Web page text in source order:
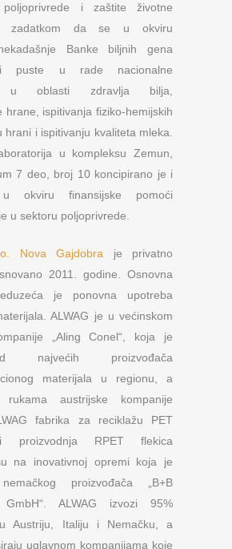
poljoprivrede i zaštite životne
zadatkom da se u okviru
Banke biljnih gena
i puste u rade nacionalne
u oblasti zdravlja bilja,
hrane, ispitivanja fiziko-hemijskih
hrani i ispitivanju kvaliteta mleka.
u kompleksu Zemun,
7 deo, broj 10 koncipirano je i
u okviru finansijske pomoći
u sektoru poljoprivrede.
Nova Gajdobra je privatno
2011. godine. Osnovna
je ponovna upotreba
ALWAG je u većinskom
„Aling Conel“, koja je
najvećih proizvođača
materijala u regionu, a
austrijske kompanije
fabrika za reciklažu PET
proizvodnja RPET flekica
na inovativnoj opremi koja je
proizvođača „B+B
GmbH“. ALWAG izvozi 95%
Austriju, Italiju i Nemačku, a
uglavnom kompanijama koje